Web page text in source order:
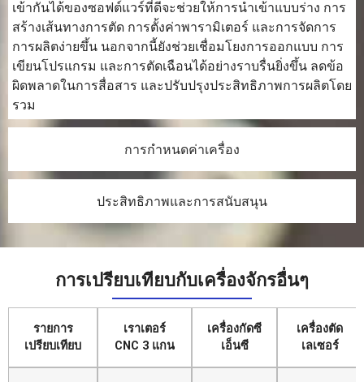
การกำหนดค่าเครื่อง
ประสิทธิภาพและการสนับสนุน
เข้ากันได้ของซอฟต์แวร์ที่ดีจะช่วยให้การนำเข้าแบบร่าง การ
สร้างเส้นทางการตัด การตั้งค่าพารามิเตอร์ และการจัดการ
การผลิตง่ายขึ้น นอกจากนี้ยังช่วยเชื่อมโยงการออกแบบ การ
เขียนโปรแกรม และการตัดเฉือนได้อย่างราบรื่นยิ่งขึ้น ลดข้อ
ผิดพลาดในการสื่อสาร และปรับปรุงประสิทธิภาพการผลิตโดย
รวม
การเปรียบเทียบกับเครื่องจักรอื่นๆ
รายการ
เปรียบเทียบ
เราเตอร์
CNC 3 แกน
เครื่องกัดซี
เอ็นซี
เครื่องตัด
เลเซอร์